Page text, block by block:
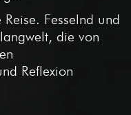
Fesselnd und
die von
Reflexion